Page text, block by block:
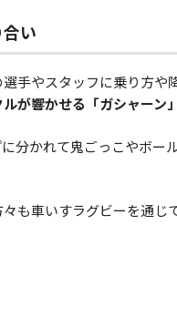
い
手やスタッフに乗り方や
が響かせる「ガシャーン
分かれて鬼ごっこやボ
も車いすラグビーを通